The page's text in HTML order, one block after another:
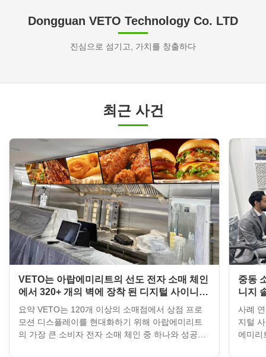
Dongguan VETO Technology Co. LTD
진심으로 섬기고, 가치를 창출하다
최근 사건
VETO는 아랍에미리트의 선도 전자 소매 체인
에서 320+ 개의 벽에 장착 된 디지털 사이니지
디스플레이를 배포합니다.
요약 VETO는 120개 이상의 소매점에서 상점 프로
모션 디스플레이를 현대화하기 위해 아랍에미리트
의 가장 큰 소비자 전자 소매 체인 중 하나와 성공적
중동
니지
사례
지털
에미리